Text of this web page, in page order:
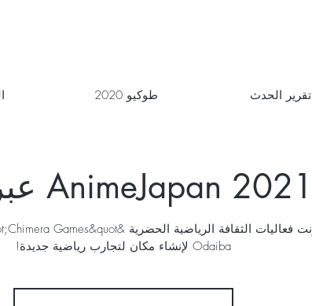
طوكيو 2020 تقرير الحدث
Odaiba لإنشاء مكان لتجارب رياضية جديدة!